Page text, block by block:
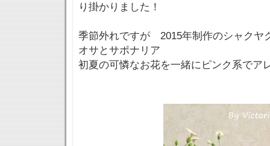
り掛かりました！
季節外れですが 2015年制作のシャク
オサとサポナリア
初夏の可憐なお花を一緒にピンク系でア